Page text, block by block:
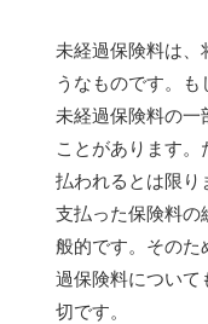
未経過保険料は、
うなものです。
未経過保険料の一
ことがあります
払われるとは限り
支払った保険料の
般的です。そのた
過保険料について
切です。